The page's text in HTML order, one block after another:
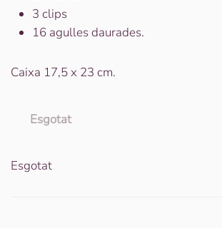
3 clips
16 agulles daurades.
Caixa 17,5 x 23 cm.
Esgotat
Esgotat